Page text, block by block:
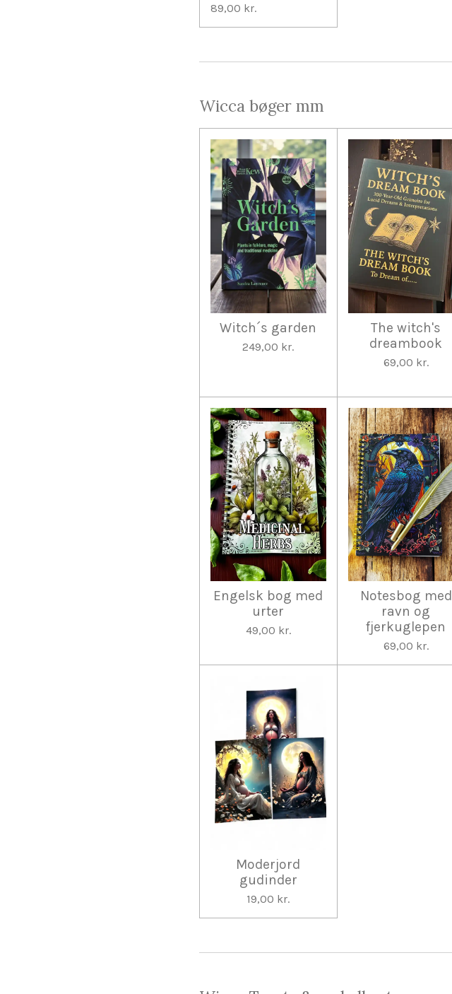
89,00 kr.
Wicca bøger mm
Witch´s garden
249,00 kr.
The witch's
dreambook
69,00 kr.
Engelsk bog med
urter
49,00 kr.
Notesbog med
ravn og
fjerkuglepen
69,00 kr.
Moderjord
gudinder
19,00 kr.